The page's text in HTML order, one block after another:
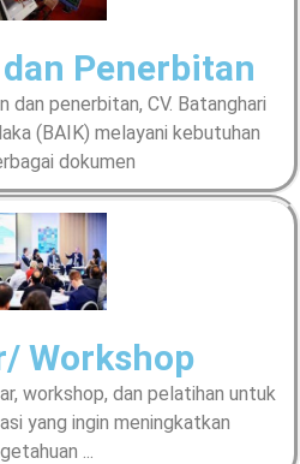
Penerbitan
dan penerbitan, CV. Batanghari
(BAIK) melayani kebutuhan
dokumen
Workshop
workshop, dan pelatihan untuk
yang ingin meningkatkan
...